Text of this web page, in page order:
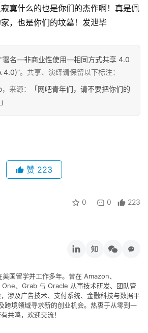
注册
寞什么的也是你们的杰作啊！真是佩
，也是你们的坟墓！发泄毕
署名—非商业性使用—相同方式共享 4.0
4.0)”。共享、演绎请保留以下标注：
，来源：
「网吧青年们，请不要把你们的
赞 223
0 0 223
国留学并工作多年。曾在 Amazon、
、Grab 与 Oracle 从事技术研发、团队管
涉及广告技术、支付系统、金融科技与数据平
跨境领域寻求新的创业机会。热衷于从零到一
共鸣，欢迎交流！